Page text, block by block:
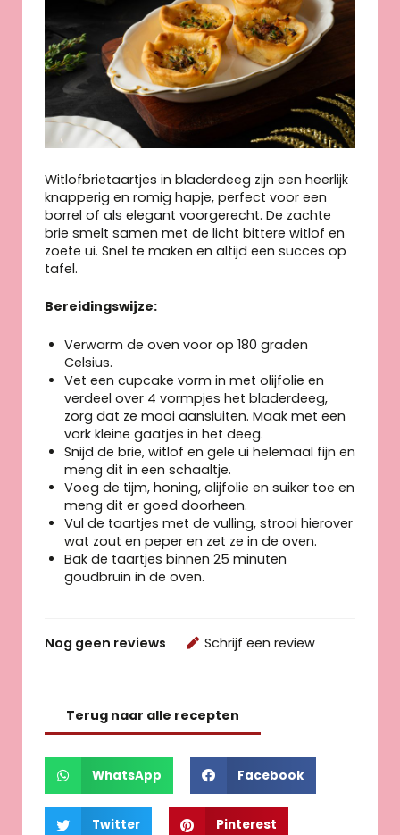
Witlofbrietaartjes in bladerdeeg zijn een heerlijk
knapperig en romig hapje, perfect voor een
borrel of als elegant voorgerecht. De zachte
brie smelt samen met de licht bittere witlof en
zoete ui. Snel te maken en altijd een succes op
tafel.
Bereidingswijze:
Verwarm de oven voor op 180 graden
Celsius.
Vet een cupcake vorm in met olijfolie en
verdeel over 4 vormpjes het bladerdeeg,
zorg dat ze mooi aansluiten. Maak met een
vork kleine gaatjes in het deeg.
Snijd de brie, witlof en gele ui helemaal fijn en
meng dit in een schaaltje.
Voeg de tijm, honing, olijfolie en suiker toe en
meng dit er goed doorheen.
Vul de taartjes met de vulling, strooi hierover
wat zout en peper en zet ze in de oven.
Bak de taartjes binnen 25 minuten
goudbruin in de oven.
Nog geen reviews Schrijf een review
Terug naar alle recepten
WhatsApp Facebook
Twitter Pinterest